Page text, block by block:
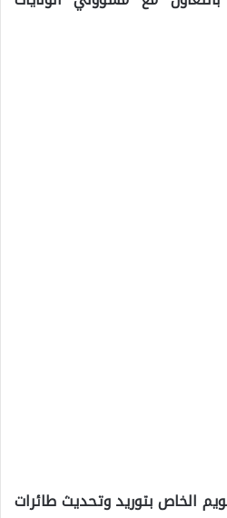
الخاص بتوريد وتحديث طائرات